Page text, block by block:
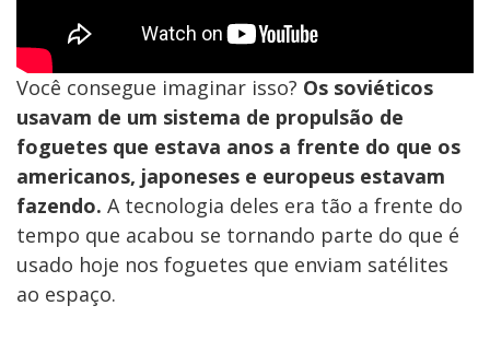
Você consegue imaginar isso? Os soviéticos
usavam de um sistema de propulsão de
foguetes que estava anos a frente do que os
americanos, japoneses e europeus estavam
fazendo. A tecnologia deles era tão a frente do
tempo que acabou se tornando parte do que é
usado hoje nos foguetes que enviam satélites
ao espaço.